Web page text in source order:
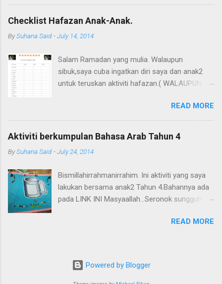
Checklist Hafazan Anak-Anak.
BySuhana Said -July 14, 2014
Salam Ramadan yang mulia. Walaupun
sibuk,saya cuba ingatkan diri saya dan anak2
untuk teruskan aktiviti hafazan.( WALAUPUN
blogwalking dan terjumpa blog sisters kat
UK(kalau xsilap) yang amat tekun mengajar
anak2 mereka di rumah. Saya kongsikan di sini
carta hafazan untuk tandakan surah2 yang
dihafaz oleh anak kita. Rujuk di sini
juga di sini
http://www.easelandink.com/gallery/index.htm
Sangat bagus dan islamic .
READ MORE
Aktiviti berkumpulan Bahasa Arab Tahun 4
BySuhana Said -July 24, 2014
Bismillahirrahmanirrahim. Ini aktiviti yang saya
lakukan bersama anak2 Tahun 4.Bahannya ada
pada LINK INI Masyaallah...Seronok sungguh
READ MORE
Powered by Blogger